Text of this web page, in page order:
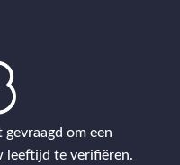
om een
leeftijd te verifiëren.